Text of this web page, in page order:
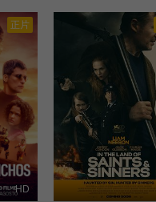
正片
HD